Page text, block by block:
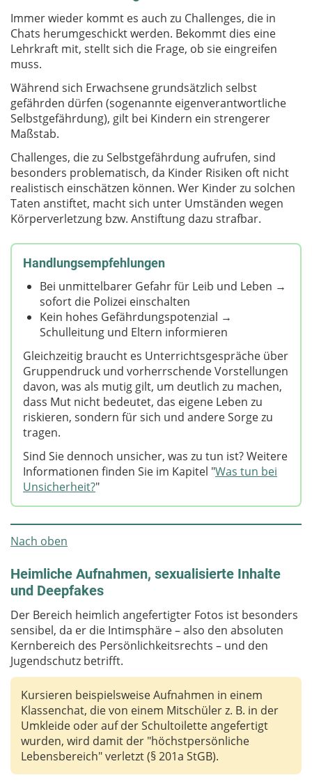
Immer wieder kommt es auch zu Challenges, die in
Chats herumgeschickt werden. Bekommt dies eine
Lehrkraft mit, stellt sich die Frage, ob sie eingreifen
muss.
Während sich Erwachsene grundsätzlich selbst
gefährden dürfen (sogenannte eigenverantwortliche
Selbstgefährdung), gilt bei Kindern ein strengerer
Maßstab.
Challenges, die zu Selbstgefährdung aufrufen, sind
besonders problematisch, da Kinder Risiken oft nicht
realistisch einschätzen können. Wer Kinder zu solchen
Taten anstiftet, macht sich unter Umständen wegen
Körperverletzung bzw. Anstiftung dazu strafbar.
Handlungsempfehlungen
Bei unmittelbarer Gefahr für Leib und Leben →
sofort die Polizei einschalten
Kein hohes Gefährdungspotenzial →
Schulleitung und Eltern informieren
Gleichzeitig braucht es Unterrichtsgespräche über
Gruppendruck und vorherrschende Vorstellungen
davon, was als mutig gilt, um deutlich zu machen,
dass Mut nicht bedeutet, das eigene Leben zu
riskieren, sondern für sich und andere Sorge zu
tragen.
Sind Sie dennoch unsicher, was zu tun ist? Weitere
Informationen finden Sie im Kapitel "Was tun bei
Unsicherheit?"
Nach oben
Heimliche Aufnahmen, sexualisierte Inhalte
und Deepfakes
Der Bereich heimlich angefertigter Fotos ist besonders
sensibel, da er die Intimsphäre – also den absoluten
Kernbereich des Persönlichkeitsrechts – und den
Jugendschutz betrifft.
Kursieren beispielsweise Aufnahmen in einem
Klassenchat, die von einem Mitschüler z. B. in der
Umkleide oder auf der Schultoilette angefertigt
wurden, wird damit der "höchstpersönliche
Lebensbereich" verletzt (§ 201a StGB).